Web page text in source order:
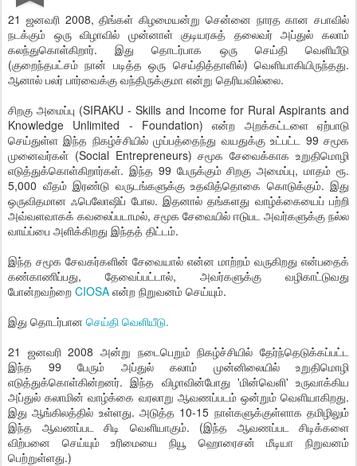
21 ஜனவரி 2008, திங்கள் கிழமையன்று சென்னை நாரத கான சபாவில்
நடக்கும் ஒரு விழாவில் முன்னாள் குடியரசுத் தலைவர் அப்துல் கலாம்
கலந்துகொள்கிறார். இது தொடர்பாக ஒரு செய்தி வெளியீடு
(குறைந்தபட்சம் நான் படித்த ஒரு செய்தித்தாளில்) வெளியாகியிருந்தது.
ஆனால் பலர் பார்வைக்கு வந்திருக்குமா என்று தெரியவில்லை.
சிறகு அமைப்பு (SIRAKU - Skills and Income for Rural Aspirants and
Knowledge Unlimited - Foundation) என்ற அறக்கட்டளை ஏற்பாடு
செய்துள்ள இந்த நிகழ்ச்சியில் முப்பத்தைந்து வயதுக்கு உட்பட்ட 99 சமூக
முனைவர்கள் (Social Entrepreneurs) சமூக சேவைக்காக உறுதிமொழி
எடுத்துக்கொள்கிறார்கள். இந்த 99 பேருக்கும் சிறகு அமைப்பு, மாதம் ரூ.
5,000 வீதம் இரண்டு வருடங்களுக்கு உதவித்தொகை கொடுக்கும். இது
ஒருவிதமான ஃபெலோஷிப் போல. இதனால் தங்களது வாழ்க்கையைப் பற்றி
அவ்வளவாகக் கவலைப்படாமல், சமூக சேவையில் ஈடுபட அவர்களுக்கு நல்ல
வாய்ப்பை அளிக்கிறது இந்தத் திட்டம்.
இந்த சமூக சேவகர்களின் சேவையால் என்ன மாற்றம் வருகிறது என்பதைக்
கண்காணிப்பது, தேவைப்பட்டால், அவர்களுக்கு வழிகாட்டுவது
போன்றவற்றை CIOSA என்ற நிறுவனம் செய்யும்.
இது தொடர்பான செய்தி வெளியீடு.
21 ஜனவரி 2008 அன்று நடைபெறும் நிகழ்ச்சியில் தேர்ந்தெடுக்கப்பட்ட
இந்த 99 பேரும் அப்துல் கலாம் முன்னிலையில் உறுதிமொழி
எடுத்துக்கொள்கின்றனர். இந்த விழாவின்போது 'மின்வெளி' உருவாக்கிய
அப்துல் கலாமின் வாழ்க்கை வரலாறு ஆவணப்படம் ஒன்றும் வெளியாகிறது.
இது ஆங்கிலத்தில் உள்ளது. அடுத்த 10-15 நாள்களுக்குள்ளாக தமிழிலும்
இந்த ஆவணப்பட சிடி வெளியாகும். (இந்த ஆவணப்பட சிடிக்களை
விற்பனை செய்யும் உரிமையை நியூ ஹொரைசன் மீடியா நிறுவனம்
பெற்றுள்ளது.)